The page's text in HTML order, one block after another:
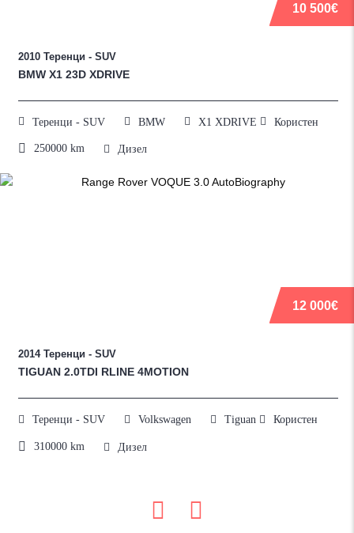
10 500€
2010 Теренци - SUV
BMW X1 23D XDRIVE
Теренци - SUV BMW X1 XDRIVE Користен
250000 km Дизел
12 000€
2014 Теренци - SUV
TIGUAN 2.0TDI RLINE 4MOTION
Теренци - SUV Volkswagen Tiguan Користен
310000 km Дизел